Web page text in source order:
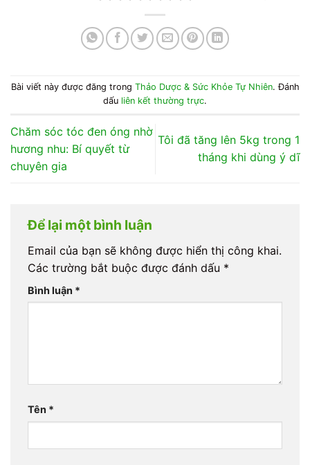
Bài viết này được đăng trong Thảo Dược & Sức Khỏe Tự Nhiên. Đánh
dấu liên kết thường trực.
Chăm sóc tóc đen óng nhờ
hương nhu: Bí quyết từ
chuyên gia
Tôi đã tăng lên 5kg trong 1
tháng khi dùng ý dĩ
Để lại một bình luận
Email của bạn sẽ không được hiển thị công khai.
Các trường bắt buộc được đánh dấu *
Bình luận *
Tên *